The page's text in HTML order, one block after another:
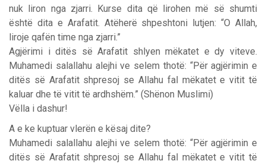
nuk liron nga zjarri. Kurse dita që lirohen më së shumti
është dita e Arafatit. Atëherë shpeshtoni lutjen: “O Allah,
liroje qafën time nga zjarri.”
Agjërimi i ditës së Arafatit shlyen mëkatet e dy viteve.
Muhamedi salallahu alejhi ve selem thotë: “Për agjërimin e
ditës së Arafatit shpresoj se Allahu fal mëkatet e vitit të
kaluar dhe të vitit të ardhshëm.” (Shënon Muslimi)
Vëlla i dashur!
A e ke kuptuar vlerën e kësaj dite?
Muhamedi salallahu alejhi ve selem thotë: “Për agjërimin e
ditës së Arafatit shpresoj se Allahu fal mëkatet e vitit të